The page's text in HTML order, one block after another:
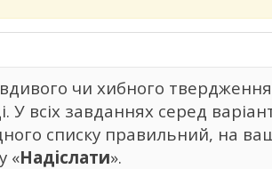
чи хибного
У всіх завданнях серед
списку правильний, на
«Надіслати».